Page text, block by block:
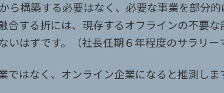
ら構築する必要はなく、必要な事業を部分
合する折には、現存するオフラインの不要
いはずです。（社長任期６年程度のサラリ
ではなく、オンライン企業になると推測しま